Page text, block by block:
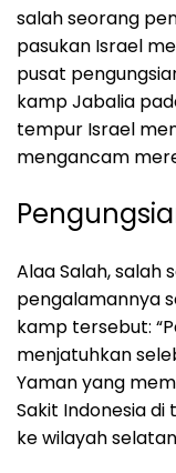
salah seorang
pasukan Israel
pusat
kamp Jabalia
tempur Israel
mengancam
Alaa Salah, salah
pengalamannya
kamp tersebut:
menjatuhkan
Yaman yang
Sakit Indonesia
ke wilayah